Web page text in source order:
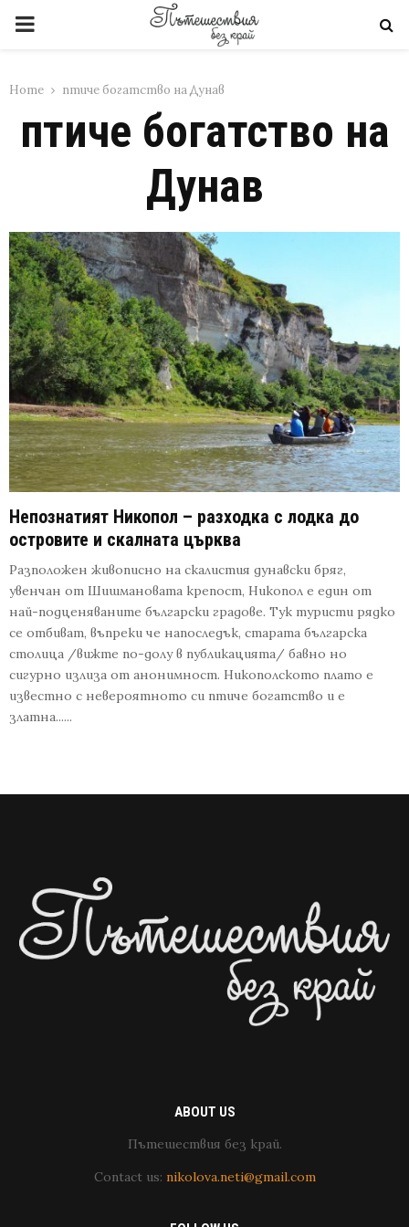
PRIMARY
Home птиче богатство на Дунав
птиче богатство на
Дунав
Непознатият Никопол – разходка с лодка до
островите и скалната църква
Разположен живописно на скалистия дунавски бряг,
увенчан от Шишмановата крепост, Никопол е един от
най-подценяваните български градове. Тук туристи рядко
се отбиват, въпреки че напоследък, старата българска
столица /вижте по-долу в публикацията/ бавно но
сигурно излиза от анонимност. Никополското плато е
известно с невероятното си птиче богатство и е
златна......
ABOUT US
Пътешествия без край.
Contact us: nikolova.neti@gmail.com